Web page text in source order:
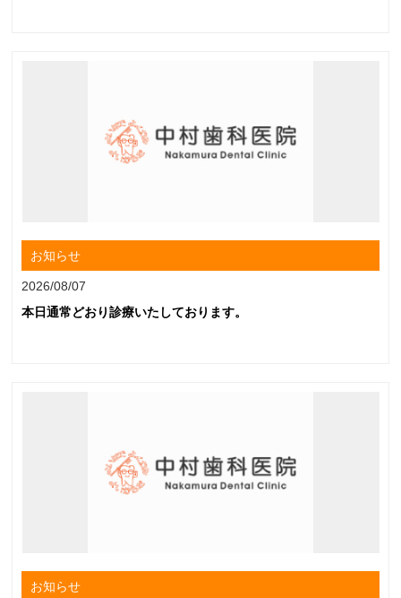
お知らせ
2026/08/07
本日通常どおり診療いたしております。
お知らせ